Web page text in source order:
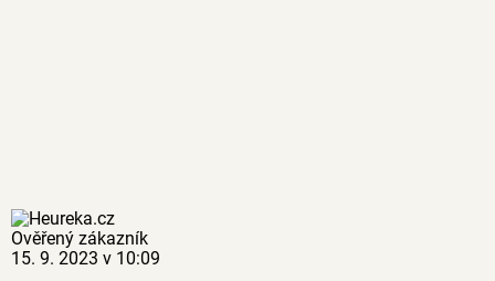
Ověřený zákazník
15. 9. 2023 v 10:09